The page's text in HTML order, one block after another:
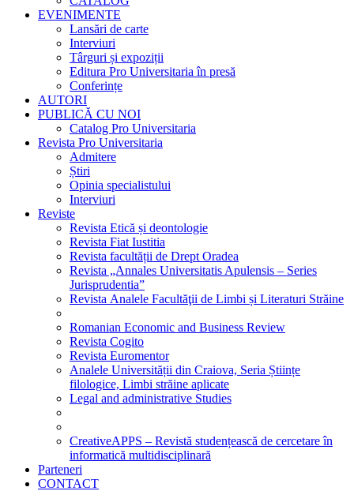
EVENIMENTE
Lansări de carte
Interviuri
Târguri și expoziții
Editura Pro Universitaria în presă
Conferințe
AUTORI
PUBLICĂ CU NOI
Catalog Pro Universitaria
Revista Pro Universitaria
Admitere
Știri
Opinia specialistului
Interviuri
Reviste
Revista Etică și deontologie
Revista Fiat Iustitia
Revista facultății de Drept Oradea
Revista „Annales Universitatis Apulensis – Series
Jurisprudentia”
Revista Analele Facultăţii de Limbi și Literaturi Străine
Romanian Economic and Business Review
Revista Cogito
Revista Euromentor
Analele Universității din Craiova, Seria Științe
filologice, Limbi străine aplicate
Legal and administrative Studies
CreativeAPPS – Revistă studențească de cercetare în
informatică multidisciplinară
Parteneri
CONTACT